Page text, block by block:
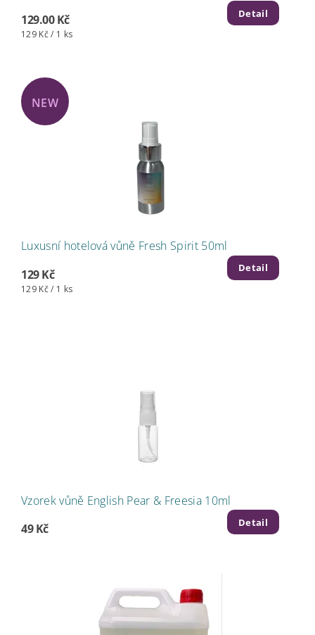
129.00 Kč
129 Kč / 1 ks
Detail
NEW
Luxusní hotelová vůně Fresh Spirit 50ml
129 Kč
129 Kč / 1 ks
Detail
Vzorek vůně English Pear & Freesia 10ml
49 Kč
Detail